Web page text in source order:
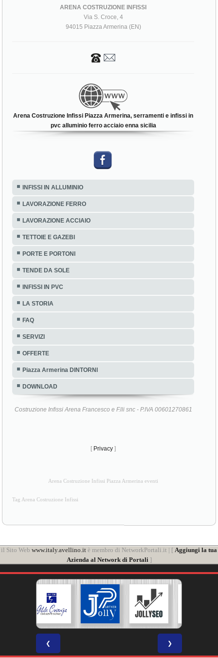
ARENA COSTRUZIONE INFISSI
Via S. Croce, 4
94015 Piazza Armerina (EN)
Arena Costruzione Infissi Piazza Armerina, serramenti e infissi in
pvc alluminio ferro acciaio enna sicilia
INFISSI IN ALLUMINIO
LAVORAZIONE FERRO
LAVORAZIONE ACCIAIO
TETTOIE E GAZEBI
PORTE E PORTONI
TENDE DA SOLE
INFISSI IN PVC
LA STORIA
FAQ
SERVIZI
OFFERTE
Piazza Armerina DINTORNI
DOWNLOAD
Costruzione Infissi Arena Francesco e F.lli snc - P.IVA 00601270861
[ Privacy ]
Arena Costruzione Infissi Piazza Armerina eventi
Tag Arena Costruzione Infissi
il Sito Web www.italy.avellino.it è membro di NetworkPortali.it | [ Aggiungi la tua
Azienda al Network di Portali ]
❮ ❯